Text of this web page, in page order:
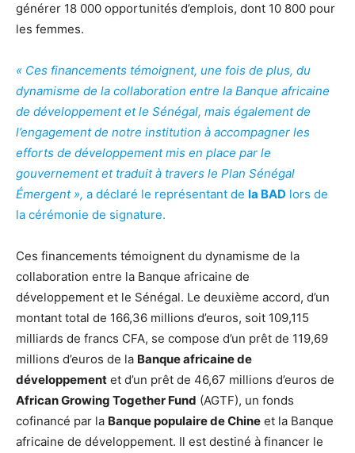
générer 18 000 opportunités d’emplois, dont 10 800 pour
les femmes.
« Ces financements témoignent, une fois de plus, du
dynamisme de la collaboration entre la Banque africaine
de développement et le Sénégal, mais également de
l’engagement de notre institution à accompagner les
efforts de développement mis en place par le
gouvernement et traduit à travers le Plan Sénégal
Émergent », a déclaré le représentant de la BAD lors de
la cérémonie de signature.
Ces financements témoignent du dynamisme de la
collaboration entre la Banque africaine de
développement et le Sénégal. Le deuxième accord, d’un
montant total de 166,36 millions d’euros, soit 109,115
milliards de francs CFA, se compose d’un prêt de 119,69
millions d’euros de la Banque africaine de
développement et d’un prêt de 46,67 millions d’euros de
African Growing Together Fund (AGTF), un fonds
cofinancé par la Banque populaire de Chine et la Banque
africaine de développement. Il est destiné à financer le